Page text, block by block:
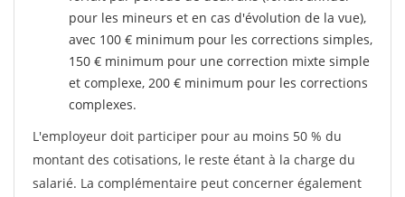
pour les mineurs et en cas d'évolution de la vue),
avec 100 € minimum pour les corrections simples,
150 € minimum pour une correction mixte simple
et complexe, 200 € minimum pour les corrections
complexes.
L'employeur doit participer pour au moins 50 % du
montant des cotisations, le reste étant à la charge du
salarié. La complémentaire peut concerner également